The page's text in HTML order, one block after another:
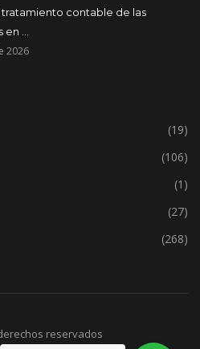
tratamiento contable de las
...
2026
(19)
(106)
(1)
(27)
(268)
reservados